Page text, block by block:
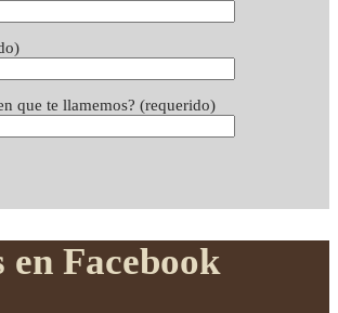
que te llamemos? (requerido)
en Facebook